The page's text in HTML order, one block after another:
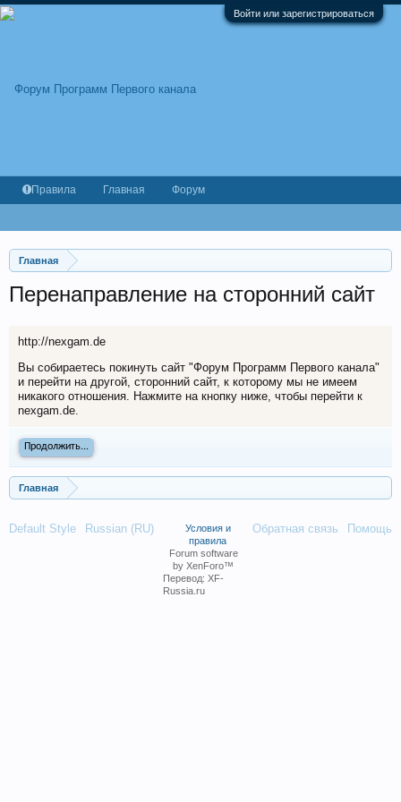
Войти или зарегистрироваться
Главная
Перенаправление на сторонний сайт
http://nexgam.de
Вы собираетесь покинуть сайт "Форум Программ Первого канала"
и перейти на другой, сторонний сайт, к которому мы не имеем
никакого отношения. Нажмите на кнопку ниже, чтобы перейти к
nexgam.de.
Продолжить...
Главная
Правила Главная Форум
Default Style Russian (RU) Обратная связь Помощь
Условия и
правила
Forum software
by XenForo™
Перевод: XF-
Russia.ru